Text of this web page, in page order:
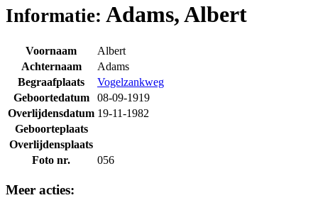
Informatie: Adams, Albert
Voornaam
Albert
Achternaam
Adams
Begraafplaats
Vogelzankweg
Geboortedatum
08-09-1919
Overlijdensdatum 19-11-1982
Geboorteplaats
Overlijdensplaats
Foto nr.
056
Meer acties: